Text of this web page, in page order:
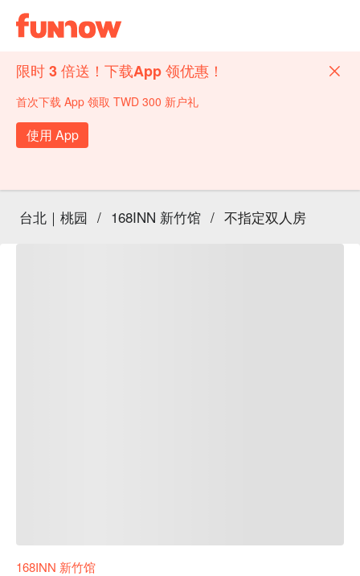
限时 3 倍送！下载App 领优惠！
首次下载 App 领取 TWD 300 新户礼
使用 App
台北｜桃园 / 168INN 新竹馆 / 不指定双人房
168INN 新竹馆